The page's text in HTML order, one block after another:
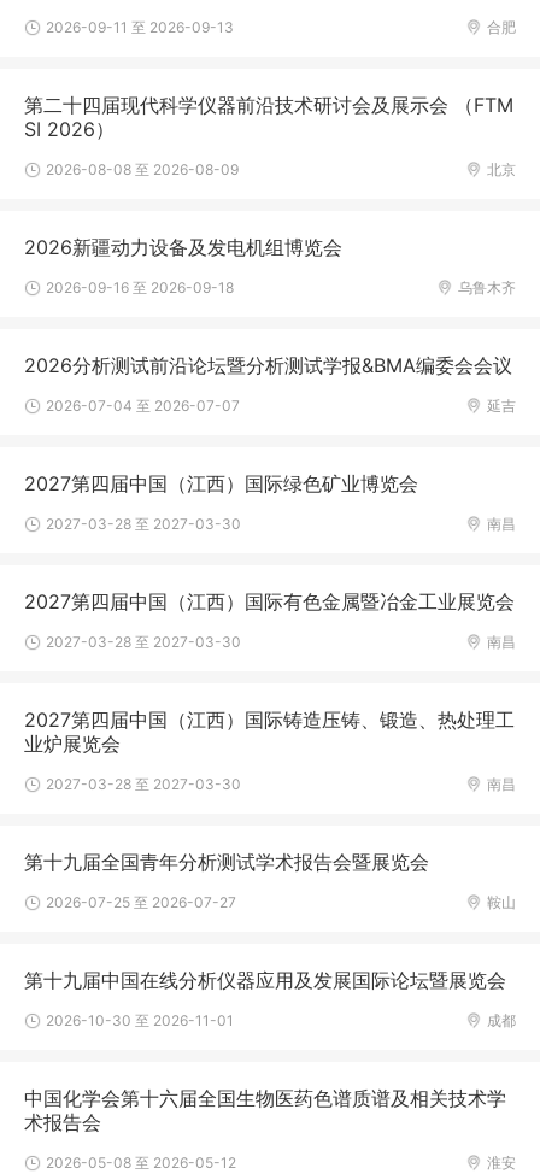
合肥
2026-09-11 至 2026-09-13
第二十四届现代科学仪器前沿技术研讨会及展示会 （FTM
SI 2026）
北京
2026-08-08 至 2026-08-09
2026新疆动力设备及发电机组博览会
乌鲁木齐
2026-09-16 至 2026-09-18
2026分析测试前沿论坛暨分析测试学报&BMA编委会会议
延吉
2026-07-04 至 2026-07-07
2027第四届中国（江西）国际绿色矿业博览会
南昌
2027-03-28 至 2027-03-30
2027第四届中国（江西）国际有色金属暨冶金工业展览会
南昌
2027-03-28 至 2027-03-30
2027第四届中国（江西）国际铸造压铸、锻造、热处理工
业炉展览会
南昌
2027-03-28 至 2027-03-30
第十九届全国青年分析测试学术报告会暨展览会
鞍山
2026-07-25 至 2026-07-27
第十九届中国在线分析仪器应用及发展国际论坛暨展览会
成都
2026-10-30 至 2026-11-01
中国化学会第十六届全国生物医药色谱质谱及相关技术学
术报告会
淮安
2026-05-08 至 2026-05-12